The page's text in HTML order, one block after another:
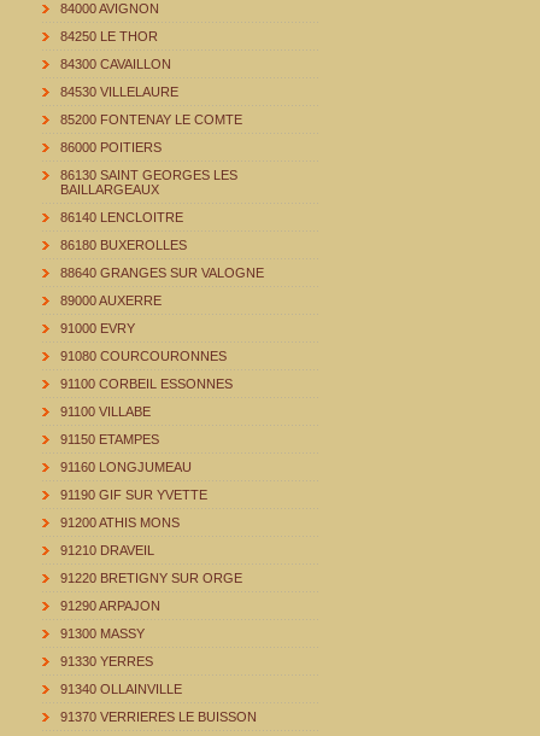
84000 AVIGNON
84250 LE THOR
84300 CAVAILLON
84530 VILLELAURE
85200 FONTENAY LE COMTE
86000 POITIERS
86130 SAINT GEORGES LES
BAILLARGEAUX
86140 LENCLOITRE
86180 BUXEROLLES
88640 GRANGES SUR VALOGNE
89000 AUXERRE
91000 EVRY
91080 COURCOURONNES
91100 CORBEIL ESSONNES
91100 VILLABE
91150 ETAMPES
91160 LONGJUMEAU
91190 GIF SUR YVETTE
91200 ATHIS MONS
91210 DRAVEIL
91220 BRETIGNY SUR ORGE
91290 ARPAJON
91300 MASSY
91330 YERRES
91340 OLLAINVILLE
91370 VERRIERES LE BUISSON